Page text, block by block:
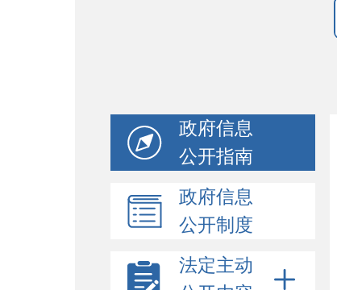
政府信息
公开指南
政府信息
公开制度
法定主动